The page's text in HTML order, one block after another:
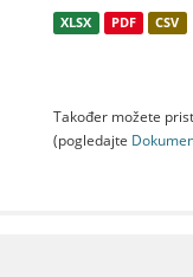
XLSX PDF CSV
Također možete
(pogledajte